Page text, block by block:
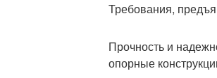
Требования,
Прочность и
опорные